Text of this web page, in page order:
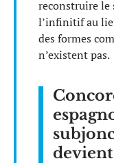
reconstruire
l’infinitif au
des formes
n’existent pas.